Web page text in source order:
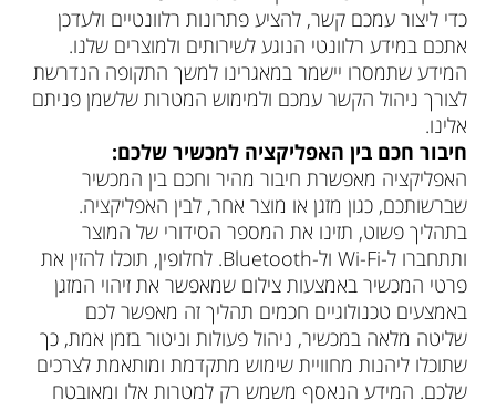
כדי ליצור עמכם קשר, להציע פתרונות רלוונטיים ולעדכן
אתכם במידע רלוונטי הנוגע לשירותים ולמוצרים שלנו.
המידע שתמסרו יישמר במאגרינו למשך התקופה הנדרשת
לצורך ניהול הקשר עמכם ולמימוש המטרות שלשמן פניתם
אלינו.
חיבור חכם בין האפליקציה למכשיר שלכם:
האפליקציה מאפשרת חיבור מהיר וחכם בין המכשיר
שברשותכם, כגון מזגן או מוצר אחר, לבין האפליקציה.
בתהליך פשוט, תזינו את המספר הסידורי של המוצר
ותתחברו ל-Wi-Fi ול-Bluetooth. לחלופין, תוכלו להזין את
פרטי המכשיר באמצעות צילום שמאפשר את זיהוי המזגן
באמצעים טכנולוגיים חכמים תהליך זה מאפשר לכם
שליטה מלאה במכשיר, ניהול פעולות וניטור בזמן אמת, כך
שתוכלו ליהנות מחוויית שימוש מתקדמת ומותאמת לצרכים
שלכם. המידע הנאסף משמש רק למטרות אלו ומאובטח